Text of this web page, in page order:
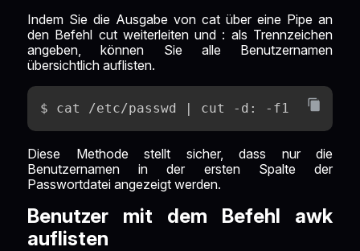
Indem Sie die Ausgabe von cat über eine Pipe an
den Befehl cut weiterleiten und : als Trennzeichen
angeben, können Sie alle Benutzernamen
übersichtlich auflisten.
$ cat /etc/passwd | cut -d: -f1
Diese Methode stellt sicher, dass nur die
Benutzernamen in der ersten Spalte der
Passwortdatei angezeigt werden.
Benutzer mit dem Befehl awk
auflisten